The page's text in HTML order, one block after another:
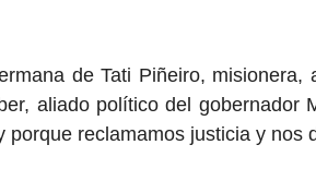
de Tati Piñeiro,
aliado político del gobernador
reclamamos justicia y nos